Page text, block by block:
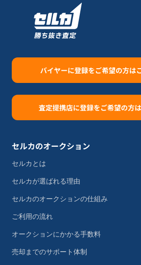
バイヤーに登録をご希望の方は
査定提携店に登録をご希望の方
セルカのオークション
セルカとは
セルカが選ばれる理由
セルカのオークションの仕組み
ご利用の流れ
オークションにかかる手数料
売却までのサポート体制